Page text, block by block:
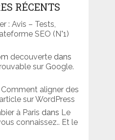
RÉCENTS
: Avis – Tests,
SEO (N°1)
decouvertedans
sur Google.
Comment aligner des
sur WordPress
à Paris dans Le
connaissez.. Et le